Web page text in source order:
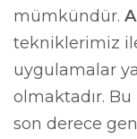
mümkündür.
tekniklerimiz
uygulamalar
olmaktadır.
son derece